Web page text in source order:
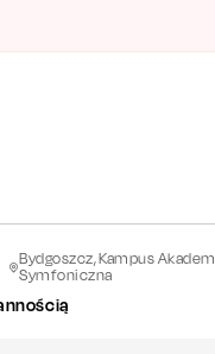
Bydgoszcz, Kampus
Symfoniczna